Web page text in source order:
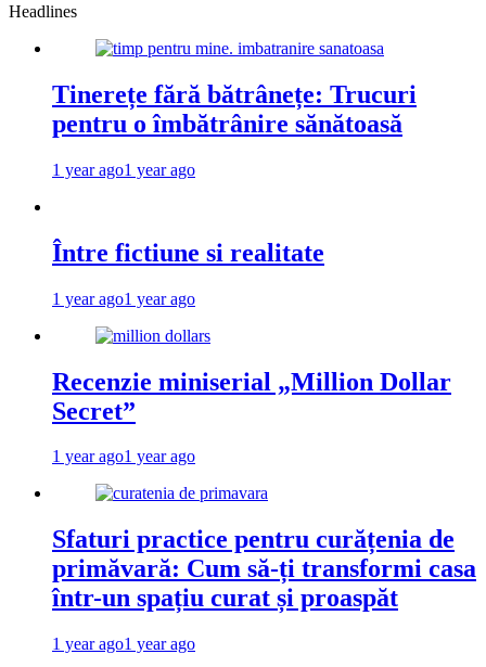
Headlines
Tinerețe fără bătrânețe: Trucuri
pentru o îmbătrânire sănătoasă
1 year ago1 year ago
Între fictiune si realitate
1 year ago1 year ago
Recenzie miniserial „Million Dollar
Secret”
1 year ago1 year ago
Sfaturi practice pentru curățenia de
primăvară: Cum să-ți transformi casa
într-un spațiu curat și proaspăt
1 year ago1 year ago